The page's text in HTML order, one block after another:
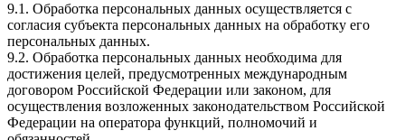
9.1. Обработка персональных данных осуществляется с
согласия субъекта персональных данных на обработку его
персональных данных.
9.2. Обработка персональных данных необходима для
достижения целей, предусмотренных международным
договором Российской Федерации или законом, для
осуществления возложенных законодательством Российской
Федерации на оператора функций, полномочий и